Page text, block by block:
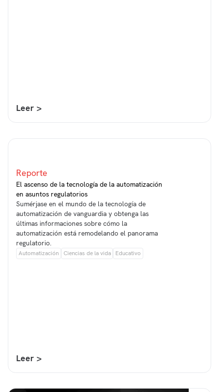
Leer >
Reporte
El ascenso de la tecnología de la automatización
en asuntos regulatorios
Sumérjase en el mundo de la tecnología de
automatización de vanguardia y obtenga las
últimas informaciones sobre cómo la
automatización está remodelando el panorama
regulatorio.
Automatización Ciencias de la vida Educativo
Leer >